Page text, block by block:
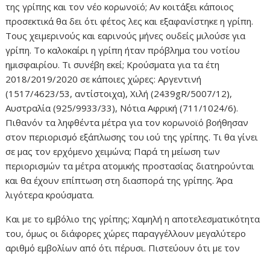
της γρίπης και τον νέο κορωνοϊό; Αν κοιτάξει κάποιος
προσεκτικά θα δει ότι φέτος λες και εξαφανίστηκε η γρίπη.
Τους χειμερινούς και εαρινούς μήνες ουδείς μιλούσε για
γρίπη. Το καλοκαίρι η γρίπη ήταν πρόβλημα του νοτίου
ημισφαιρίου. Τι συνέβη εκεί; Κρούσματα για τα έτη
2018/2019/2020 σε κάποιες χώρες: Αργεντινή
(1517/4623/53, αντίστοιχα), Χιλή (2439gR/5007/12),
Αυστραλία (925/9933/33), Νότια Αφρική (711/1024/6).
Πιθανόν τα ληφθέντα μέτρα για τον κορωνοϊό βοήθησαν
στον περιορισμό εξάπλωσης του ιού της γρίπης. Τι θα γίνει
σε μας τον ερχόμενο χειμώνα; Παρά τη μείωση των
περιορισμών τα μέτρα ατομικής προστασίας διατηρούνται
και θα έχουν επίπτωση στη διασπορά της γρίπης. Άρα
λιγότερα κρούσματα.
Και με το εμβόλιο της γρίπης; Χαμηλή η αποτελεσματικότητα
του, όμως οι διάφορες χώρες παραγγέλλουν μεγαλύτερο
αριθμό εμβολίων από ότι πέρυσι. Πιστεύουν ότι με τον